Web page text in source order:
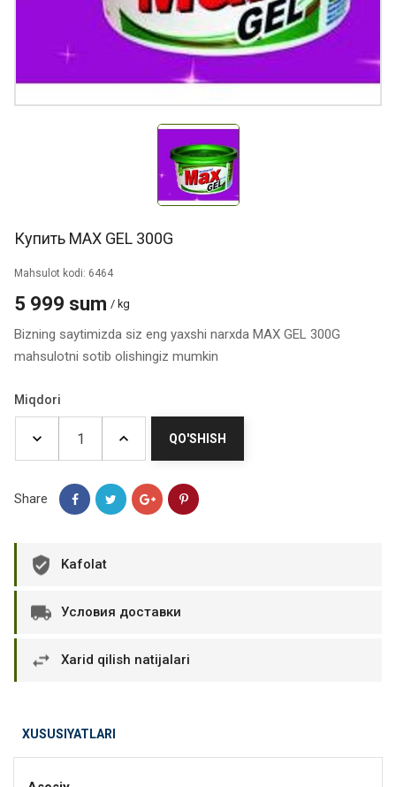
Купить MAX GEL 300G
Mahsulot kodi: 6464
5 999 sum / kg
Bizning saytimizda siz eng yaxshi narxda MAX GEL 300G
mahsulotni sotib olishingiz mumkin
Miqdori
QO'SHISH
Share
Kafolat
Условия доставки
Xarid qilish natijalari
XUSUSIYATLARI